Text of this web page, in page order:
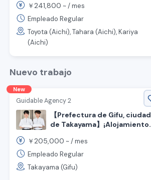
especiales o nacionales de
tecnología／Trabajo de
inspección y
mantenimiento de grúas
￥ 241,800 ~ /mes
Empleado Regular
Toyota (Aichi), Tahara (Aichi), Kariya
(Aichi)
Nuevo trabajo
New
Guidable Agency 2
【Prefectura de Gifu, ciudad
de Takayama】¡Alojamiento
busca empleado a tiempo
completo!
￥ 205,000 ~ /mes
Empleado Regular
Takayama (Gifu)